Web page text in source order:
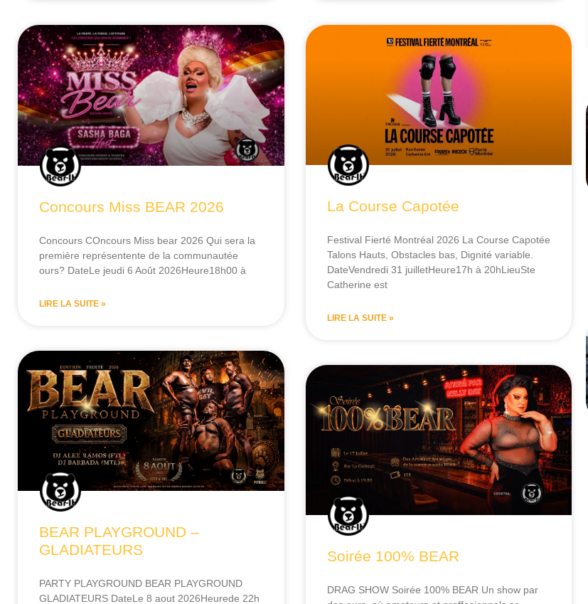
Concours Miss BEAR 2026
Concours COncours Miss bear 2026 Qui sera la
première représentente de la communautée
ours? DateLe jeudi 6 Août 2026Heure18h00 à
LIRE LA SUITE »
La Course Capotée
Festival Fierté Montréal 2026 La Course Capotée
Talons Hauts, Obstacles bas, Dignité variable.
DateVendredi 31 juilletHeure17h à 20hLieuSte
Catherine est
LIRE LA SUITE »
BEAR PLAYGROUND –
GLADIATEURS
PARTY PLAYGROUND BEAR PLAYGROUND
GLADIATEURS DateLe 8 aout 2026Heurede 22h
Soirée 100% BEAR
DRAG SHOW Soirée 100% BEAR Un show par